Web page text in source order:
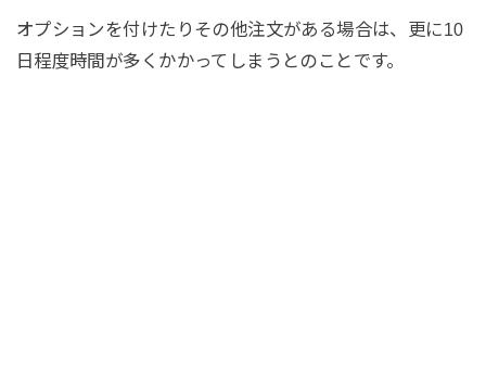
オプションを付けたりその他注文がある場合は、更に10
日程度時間が多くかかってしまうとのことです。